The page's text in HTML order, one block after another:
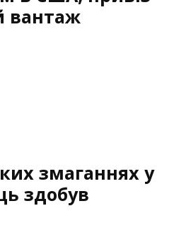
вантаж
змаганнях у
здобув